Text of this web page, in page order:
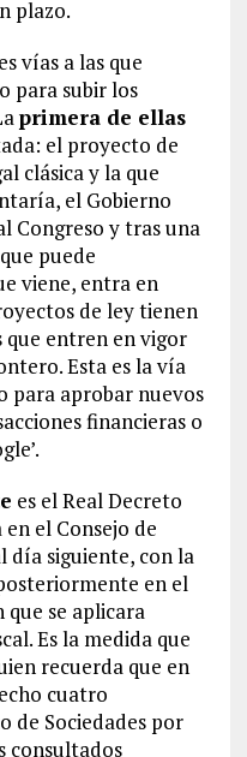
plazo.
vías a las que
para subir los
primera de ellas
el proyecto de
clásica y la que
el Gobierno
Congreso y tras una
puede
viene, entra en
de ley tienen
entren en vigor
Esta es la vía
para aprobar nuevos
financieras o
es el Real Decreto
el Consejo de
día siguiente, con la
en el
que se aplicara
Es la medida que
recuerda que en
cuatro
de Sociedades por
consultados